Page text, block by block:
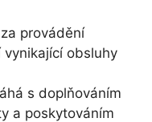
provádění
obsluhy
s doplňováním
a poskytováním